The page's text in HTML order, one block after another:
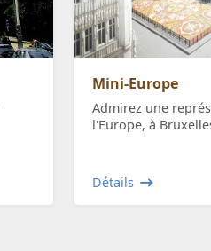
Mini-Europe
Admirez une
l'Europe, à
Détails